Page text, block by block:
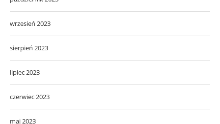
wrzesień 2023
sierpień 2023
lipiec 2023
czerwiec 2023
maj 2023